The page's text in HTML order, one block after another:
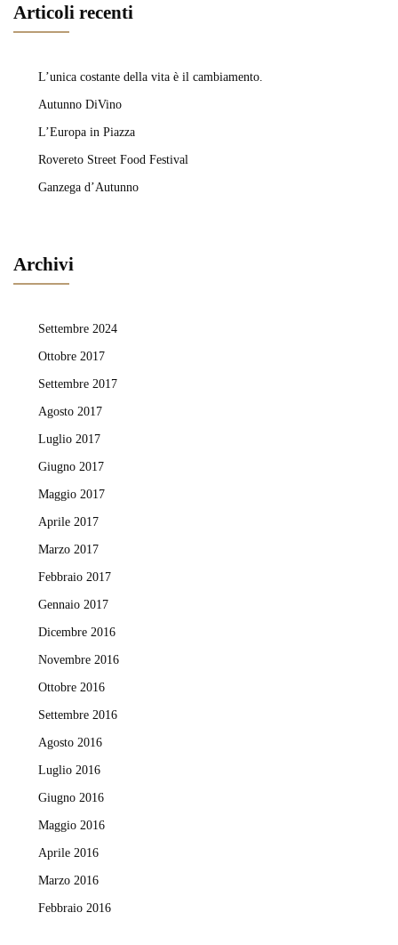
Articoli recenti
L’unica costante della vita è il cambiamento.
Autunno DiVino
L’Europa in Piazza
Rovereto Street Food Festival
Ganzega d’Autunno
Archivi
Settembre 2024
Ottobre 2017
Settembre 2017
Agosto 2017
Luglio 2017
Giugno 2017
Maggio 2017
Aprile 2017
Marzo 2017
Febbraio 2017
Gennaio 2017
Dicembre 2016
Novembre 2016
Ottobre 2016
Settembre 2016
Agosto 2016
Luglio 2016
Giugno 2016
Maggio 2016
Aprile 2016
Marzo 2016
Febbraio 2016